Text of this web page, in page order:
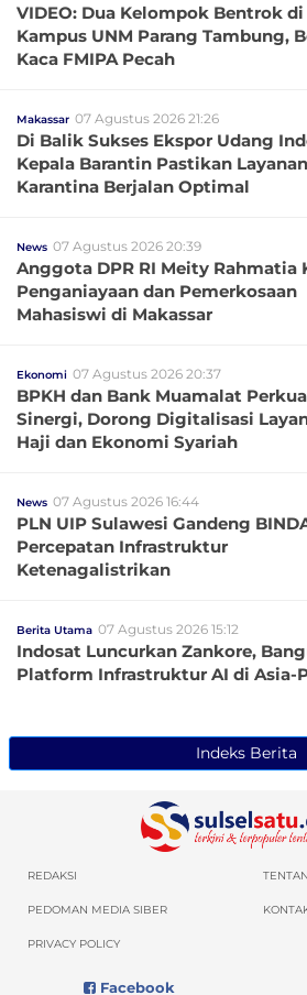
VIDEO: Dua Kelompok Bentrok di
Kampus UNM Parang Tambung,
Kaca FMIPA Pecah
Makassar 07 Agustus 2026 21:26
Di Balik Sukses Ekspor Udang
Kepala Barantin Pastikan Layanan
Karantina Berjalan Optimal
News 07 Agustus 2026 20:39
Anggota DPR RI Meity Rahmatia
Penganiayaan dan Pemerkosaan
Mahasiswi di Makassar
Ekonomi 07 Agustus 2026 20:37
BPKH dan Bank Muamalat
Sinergi, Dorong Digitalisasi
Haji dan Ekonomi Syariah
News 07 Agustus 2026 16:44
PLN UIP Sulawesi Gandeng
Percepatan Infrastruktur
Ketenagalistrikan
Berita Utama 07 Agustus 2026 15:12
Indosat Luncurkan Zankore,
Platform Infrastruktur AI di Asia-
Indeks Berita
REDAKSI
PEDOMAN MEDIA SIBER
PRIVACY POLICY
Facebook